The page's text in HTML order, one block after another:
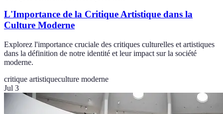
L'Importance de la Critique Artistique dans la
Culture Moderne
Explorez l'importance cruciale des critiques culturelles et artistiques
dans la définition de notre identité et leur impact sur la société
moderne.
critique artistiqueculture moderne
Jul 3